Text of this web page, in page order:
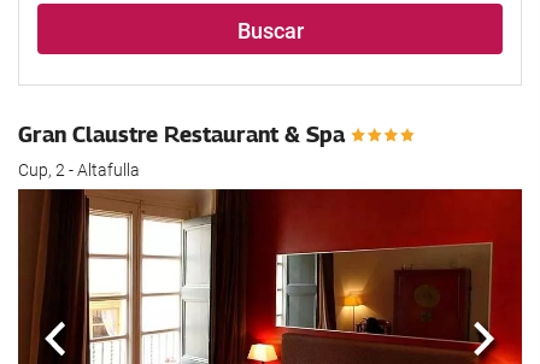
Buscar
Gran Claustre Restaurant & Spa
Cup, 2 - Altafulla
Anterior